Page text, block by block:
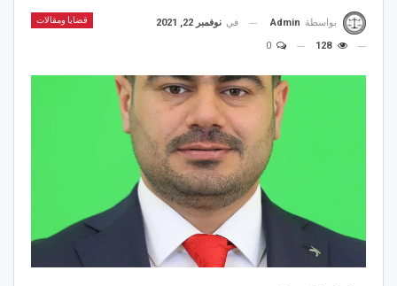
قضايا ومقالات بواسطة Admin في نوفمبر 22, 2021
128